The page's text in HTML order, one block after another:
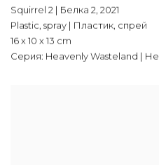
Squirrel 2 | Белка 2, 2021
Plastic, spray | Пластик, спрей
16 х 10 х 13 cm
Серия: Heavenly Wasteland |